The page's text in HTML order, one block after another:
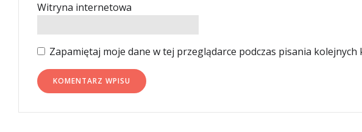
Witryna internetowa
Zapamiętaj moje dane w tej przeglądarce podczas pisania kolejnych